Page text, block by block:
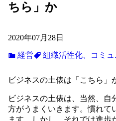
ちら」か
2020年07月28日
経営 組織活性化、コミ
ビジネスの土俵は「こちら」
ビジネスの土俵は、当然、自
方がうまくいきます。慣れて
ます。しかし、それでは進歩